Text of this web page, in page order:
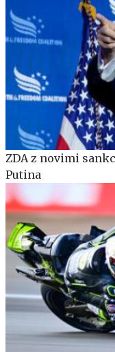
ZDA z novimi
Putina